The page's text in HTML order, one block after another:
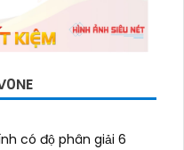
có độ phân giải 6